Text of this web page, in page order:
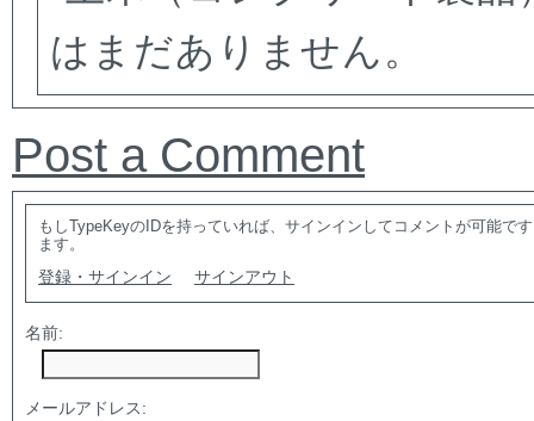
はまだありません。
Post a Comment
もしTypeKeyのIDを持っていれば、サインインしてコメントが可能で
ます。
登録・サインイン サインアウト
名前:
メールアドレス: